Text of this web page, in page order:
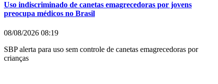
Uso indiscriminado de canetas emagrecedoras por jovens
preocupa médicos no Brasil
08/08/2026 08:19
SBP alerta para uso sem controle de canetas emagrecedoras por
crianças